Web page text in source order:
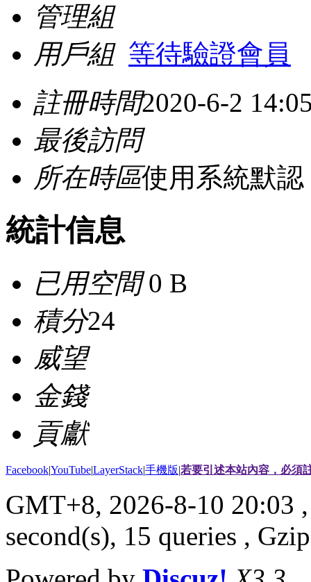
管理組
用戶組 等待驗證會員
註冊時間2020-6-2
最後訪問
所在時區使用系統默認
統計信息
已用空間0 B
積分24
威望
金錢
貢獻
Facebook|YouTube|LayerStack|手機版|若要引述本站內容，必須
GMT+8, 2026-8-10 20:03
second(s), 15 queries ,